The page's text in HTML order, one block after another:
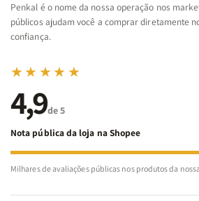
-
Penkal
-
Penkal
Penkal é o nome da nossa operação nos
públicos ajudam você a comprar diretamente
confiança.
★★★★★
4,9de 5
Nota pública da loja na Shopee
Milhares de avaliações públicas nos produtos da